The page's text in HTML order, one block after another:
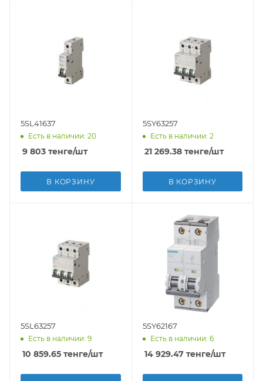
5SL41637
Есть в наличии: 20
9 803 тенге/шт
В КОРЗИНУ
5SY63257
Есть в наличии: 2
21 269.38тенге/шт
В КОРЗИНУ
5SL63257
Есть в наличии: 9
10 859.65 тенге/шт
5SY62167
Есть в наличии: 6
14 929.47тенге/шт